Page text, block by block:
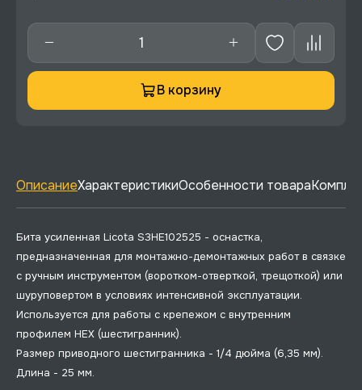
В корзину
ОписаниеХарактеристикиОсобенности товара
Бита усиленная Licota S3HE102525 - оснастка,
предназначенная для монтажно-демонтажных работ в связке
с ручным инструментом (воротком-отверткой, трещоткой) или
шуруповертом в условиях интенсивной эксплуатации.
Используется для работы с крепежом с внутренним
профилем HEX (шестигранник).
Размер приводного шестигранника - 1/4 дюйма (6,35 мм).
Длина - 25 мм.